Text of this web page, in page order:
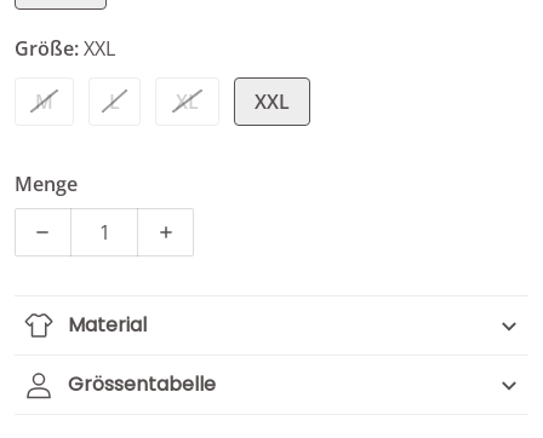
Größe:XXL
M
L XL XXL
Menge
Menge für Strickjacke mit Glencheck-Muster
Menge für Strickjacke mit Glencheck-
Material
Grössentabelle